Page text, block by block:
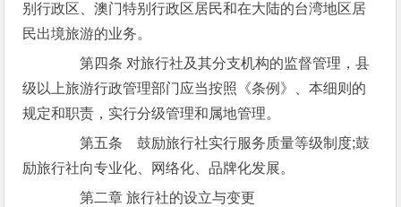
别行政区、澳门特别行政区居民和在大陆的台湾地区居
民出境旅游的业务。
第四条 对旅行社及其分支机构的监督管理，县
级以上旅游行政管理部门应当按照《条例》、本细则的
规定和职责，实行分级管理和属地管理。
第五条 鼓励旅行社实行服务质量等级制度;鼓
励旅行社向专业化、网络化、品牌化发展。
第二章 旅行社的设立与变更